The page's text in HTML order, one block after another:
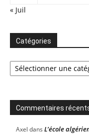
« Juil
Catégories
Catégories
Commentaires
Axel dans L’école